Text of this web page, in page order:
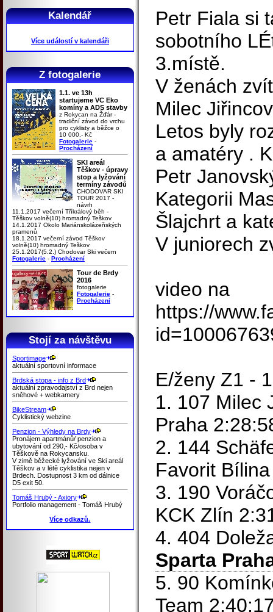
Kalendář
Více událostí v kalendáři
Z fotogalerie
1.1. ve 13h
startujeme VC Eko
komíny a ADS stavby
z Rokycan na Žďár -
tradiční závod do vrchu
pro cyklisty a běžce o
10 000,- Kč
Fotogalerie -
Procházení
SKI areál
Těškov - úpravy
stop a lyžování
termíny závodů
CHODOVAR SKI
TOUR 2017 -
návrh
11.1.2017 večerní Tříkrálový běh -
Těškov volně(10) hromadný Teškov
14.1.2017 Okolo Mariánskolázeňských
pramenů
18.1.2017 večerní závod Těškov
volně(10) hromadný Teškov
25.1.2017(5.2.) Chodovar Ski večern
Fotogalerie - Procházení
Tour de Brdy
2016
fotogalerie
Fotogalerie -
Procházení
Stojí za návštěvu
Sportimage
aktuální sportovní informace
Brdská stopa - info z Brd
aktuální zpravodajství z Brd nejen
sněhové + webkamery
BikeStream
Cyklistický webzine
Penzion - Výhledy na Brdy
Pronájem apartmánů/ penzion a
ubytování od 290,- Kč/osoba v
Těškově na Rokycansku.
V zimě běžecké lyžování ve Ski areál
Těškov a v létě cyklistika nejen v
Brdech. Dostupnost 3 km od dálnice
D5 exit 50.
Tomáš Hrubý - Axiory
Portfolio management - Tomáš Hrubý
Více odkazů.
Petr Fiala si
sobotního
3.místě.
V ženách
Milec
Letos byly
a amatéry .
Petr
Kategorii
Šlajchrt a
V juniorech
video na
https://
E/ženy Z1 -
1. 107 Milec
Praha
2. 144
Favorit
3. 190
KCK Zlín
4. 404
Sparta
5. 90
Team